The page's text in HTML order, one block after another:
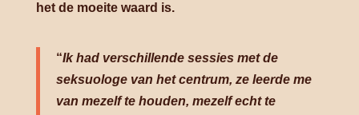
het de moeite waard is.
“Ik had verschillende sessies met de
seksuologe van het centrum, ze leerde me
van mezelf te houden, mezelf echt te